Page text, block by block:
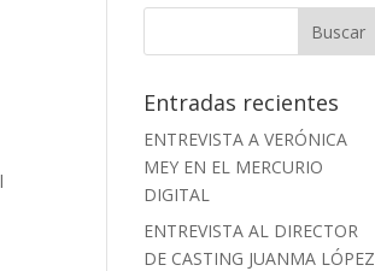
Entradas recientes
ENTREVISTA A VERÓNICA
MEY EN EL MERCURIO
DIGITAL
ENTREVISTA AL DIRECTOR
DE CASTING JUANMA LÓPEZ